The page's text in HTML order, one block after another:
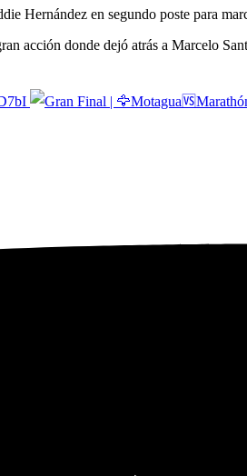
Hernández en segundo poste para
acción donde dejó atrás a Marcelo